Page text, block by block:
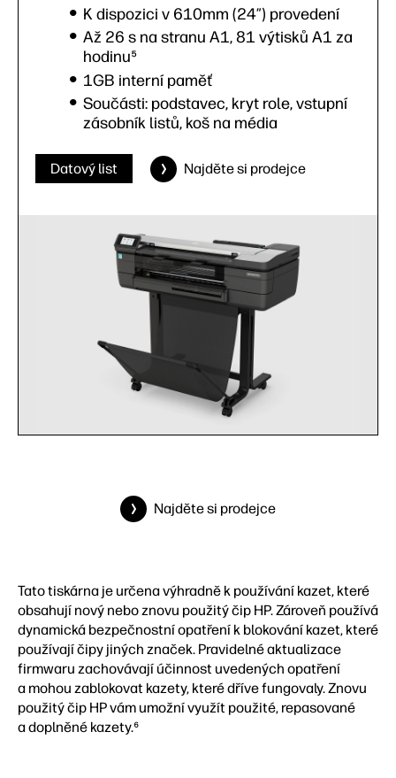
K dispozici v 610mm (24″) provedení
Až 26 s na stranu A1, 81 výtisků A1 za
hodinu⁵
1GB interní paměť
Součásti: podstavec, kryt role, vstupní
zásobník listů, koš na média
Datový list Najděte si prodejce
Najděte si prodejce
Tato tiskárna je určena výhradně k používání kazet, které
obsahují nový nebo znovu použitý čip HP. Zároveň používá
dynamická bezpečnostní opatření k blokování kazet, které
používají čipy jiných značek. Pravidelné aktualizace
firmwaru zachovávají účinnost uvedených opatření
a mohou zablokovat kazety, které dříve fungovaly. Znovu
použitý čip HP vám umožní využít použité, repasované
a doplněné kazety.⁶